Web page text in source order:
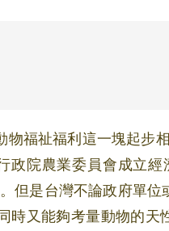
政院農業委員會成立
但是台灣不論政府單位
時又能夠考量動物的天